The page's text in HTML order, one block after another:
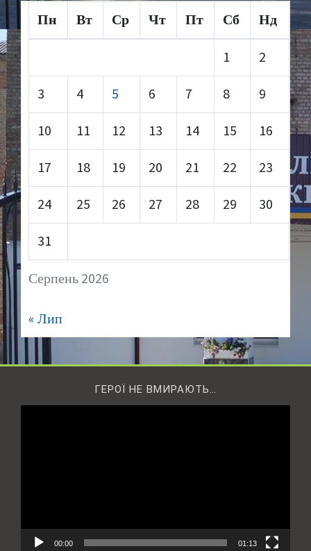
Серпень 2026
Пн Вт Ср Чт Пт Сб Нд
1 2
3 4 5 6 7 8 9
10 11 12 13 14 15 16
17 18 19 20 21 22 23
24 25 26 27 28 29 30
31
« Лип
ГЕРОЇ НЕ ВМИРАЮТЬ…
00:00 01:13